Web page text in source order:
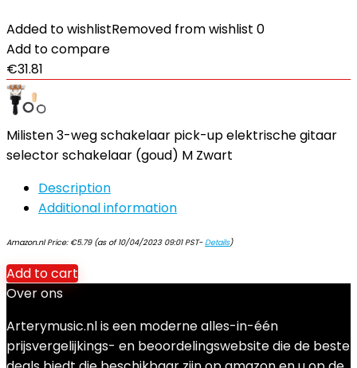
Added to wishlistRemoved from wishlist 0
Add to compare
€31.81
Milisten 3-weg schakelaar pick-up elektrische gitaar
selector schakelaar (goud) M Zwart
Description
Additional information
Amazon.nl Price: €5.79(as of 10/04/2023 09:01 PST-Details)
Add to cart
Over ons
Arterymusic.nl is een moderne alles-in-één
prijsvergelijkings- en beoordelingswebsite die de beste